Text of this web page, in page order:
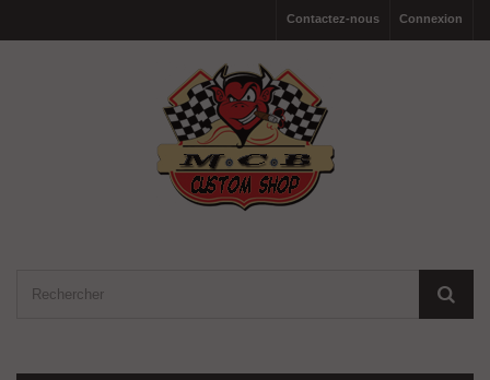
Connexion
Contactez-nous